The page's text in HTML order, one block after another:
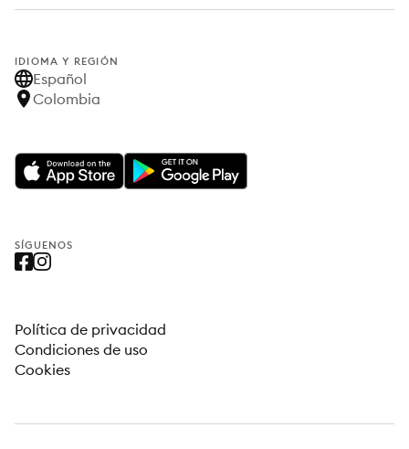
IDIOMA Y REGIÓN
Español
Colombia
SÍGUENOS
Política de privacidad
Condiciones de uso
Cookies